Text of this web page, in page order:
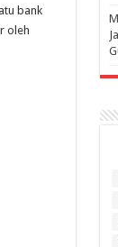
bank
oleh